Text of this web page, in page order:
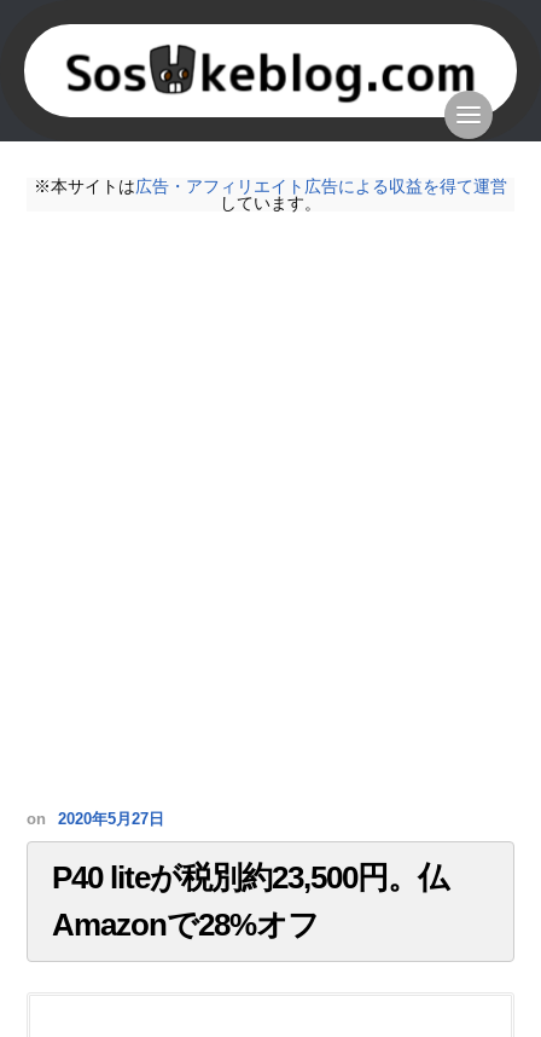
※本サイトは広告・アフィリエイト広告による収益を得て運営
しています。
on 2020年5月27日
P40 liteが税別約23,500円。仏
Amazonで28%オフ